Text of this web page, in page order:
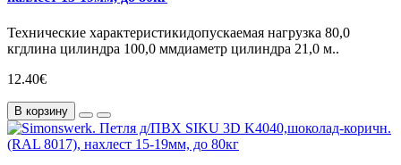
Технические характеристикидопускаемая нагрузка 80,0
кгдлина цилиндра 100,0 ммдиаметр цилиндра 21,0 м..
12.40€
В корзину